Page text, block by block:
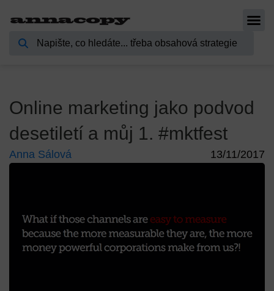
Online marketing jako podvod
desetiletí a můj 1. #mktfest
Anna Sálová 13/11/2017